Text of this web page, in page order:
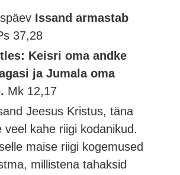
Issand armastab
37,28
Keisri oma andke
ja Jumala oma
Mk 12,17
Jeesus Kristus, täna
veel kahe riigi kodanikud.
maise riigi kogemused
millistena tahaksid